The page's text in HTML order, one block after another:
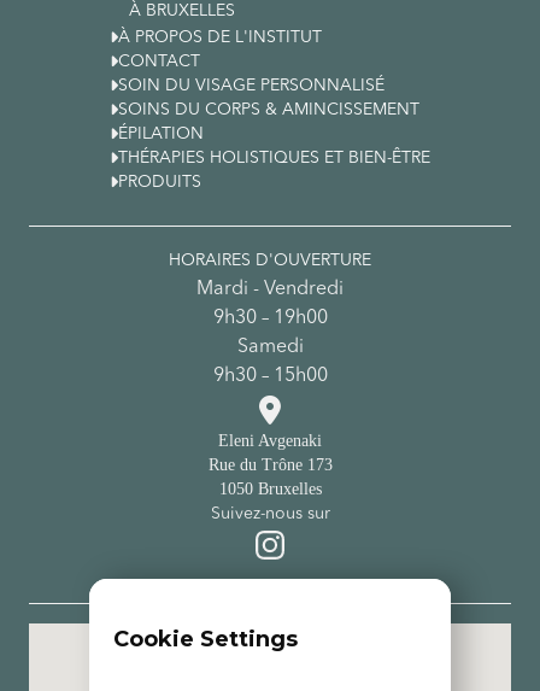
À BRUXELLES
À PROPOS DE L'INSTITUT
CONTACT
SOIN DU VISAGE PERSONNALISÉ
SOINS DU CORPS & AMINCISSEMENT
ÉPILATION
 THÉRAPIES HOLISTIQUES ET BIEN-ÊTRE
PRODUITS
HORAIRES D'OUVERTURE
Mardi - Vendredi
9h30 – 19h00
Samedi
9h30 – 15h00

Eleni Avgenaki
Rue du Trône 173
1050 Bruxelles
Suivez-nous sur
Cookie Settings